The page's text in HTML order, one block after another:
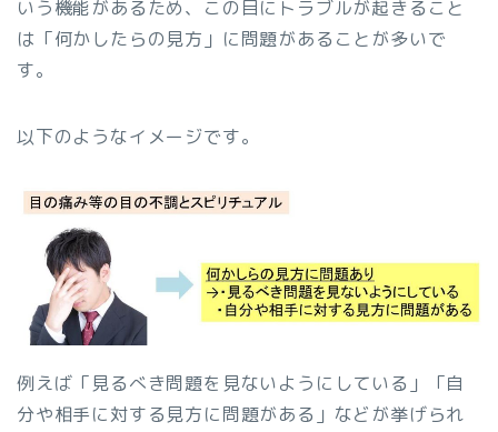
いう機能があるため、この目にトラブルが起きること
は「何かしたらの見方」に問題があることが多いで
す。
以下のようなイメージです。
例えば「見るべき問題を見ないようにしている」「自
分や相手に対する見方に問題がある」などが挙げられ